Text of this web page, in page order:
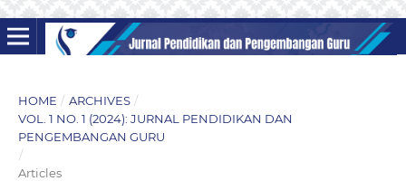
HOME / ARCHIVES /
VOL. 1 NO. 1 (2024): JURNAL PENDIDIKAN DAN
PENGEMBANGAN GURU
/
Articles